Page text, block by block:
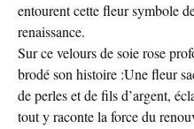
entourent cette fleur symbole
renaissance.
Sur ce velours de soie rose
brodé son histoire :Une fleur
de perles et de fils d’argent,
tout y raconte la force du